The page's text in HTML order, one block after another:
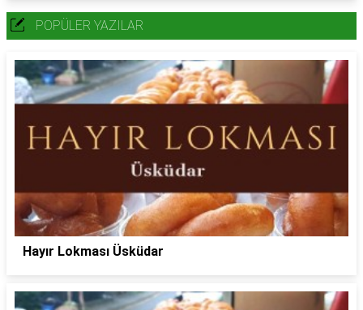
POPÜLER YAZILAR
Hayır Lokması Üsküdar